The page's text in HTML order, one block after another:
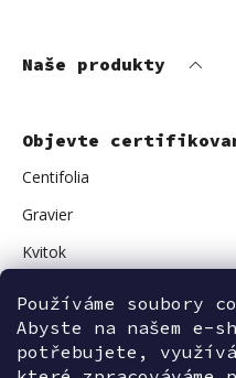
Používáme soubory
Abyste na našem e-
potřebujete,
Naše produkty
Objevte
Centifolia
Gravier
Kvitok
Avant Skincare
Sonnentor